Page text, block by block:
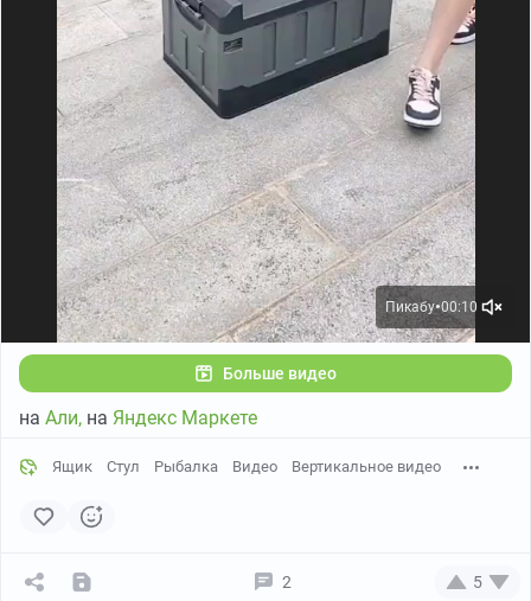
Пикабу●00:10
Больше видео
на Али, на Яндекс Маркете
Ящик Стул Рыбалка Видео Вертикальное видео
2 5